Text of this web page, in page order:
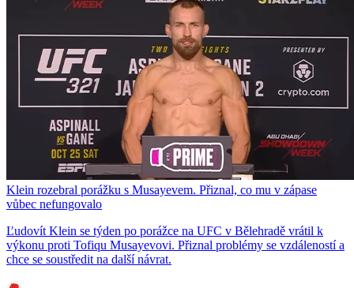
Klein rozebral porážku s Musayevem. Přiznal, co mu v zápase
vůbec nefungovalo
Ľudovít Klein se týden po porážce na UFC v Bělehradě vrátil k
výkonu proti Tofiqu Musayevovi. Přiznal problémy se vzdáleností a
chce se soustředit na další návrat.